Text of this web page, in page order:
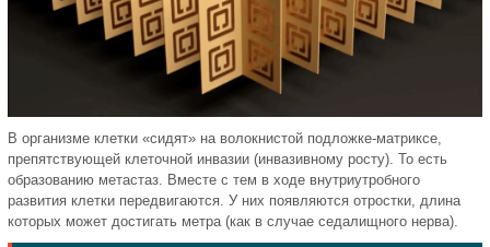
В организме клетки «сидят» на волокнистой подложке-матриксе,
препятствующей клеточной инвазии (инвазивному росту). То есть
образованию метастаз. Вместе с тем в ходе внутриутробного
развития клетки передвигаются. У них появляются отростки, длина
которых может достигать метра (как в случае седалищного нерва).